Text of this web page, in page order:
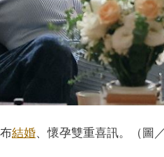
結婚、懷孕雙重喜訊。（圖